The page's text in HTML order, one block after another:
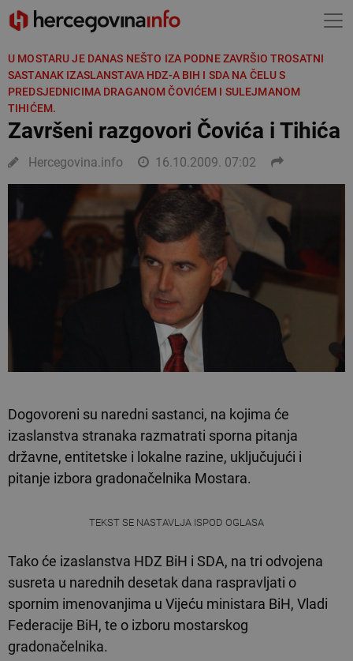
U MOSTARU JE DANAS NEŠTO IZA PODNE ZAVRŠIO TROSATNI
SASTANAK IZASLANSTAVA HDZ-A BIH I SDA NA ČELU S
PREDSJEDNICIMA DRAGANOM ČOVIĆEM I SULEJMANOM
TIHIĆEM.
Završeni razgovori Čovića i Tihića
Hercegovina.info 16.10.2009. 07:02
Dogovoreni su naredni sastanci, na kojima će
izaslanstva stranaka razmatrati sporna pitanja
državne, entitetske i lokalne razine, uključujući i
pitanje izbora gradonačelnika Mostara.
TEKST SE NASTAVLJA ISPOD OGLASA
Tako će izaslanstva HDZ BiH i SDA, na tri odvojena
susreta u narednih desetak dana raspravljati o
spornim imenovanjima u Vijeću ministara BiH, Vladi
Federacije BiH, te o izboru mostarskog
gradonačelnika.